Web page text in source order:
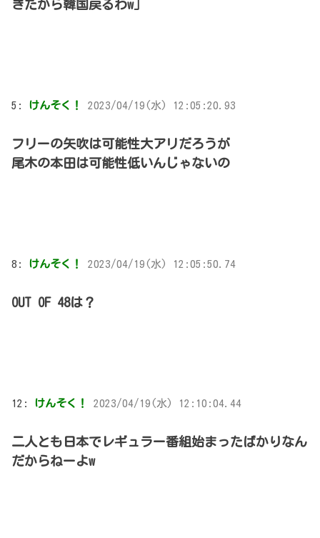
きたから韓国戻るわw」
5: けんそく！ 2023/04/19(水) 12:05:20.93
フリーの矢吹は可能性大アリだろうが
尾木の本田は可能性低いんじゃないの
8: けんそく！ 2023/04/19(水) 12:05:50.74
OUT OF 48は？
12: けんそく！ 2023/04/19(水) 12:10:04.44
二人とも日本でレギュラー番組始まったばかりなん
だからねーよw